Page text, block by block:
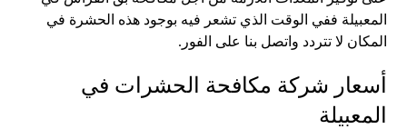
المعبيلة ففي الوقت الذي تشعر فيه بوجود هذه الحشرة في
المكان لا تتردد واتصل بنا على الفور.
أسعار شركة مكافحة الحشرات في
المعبيلة